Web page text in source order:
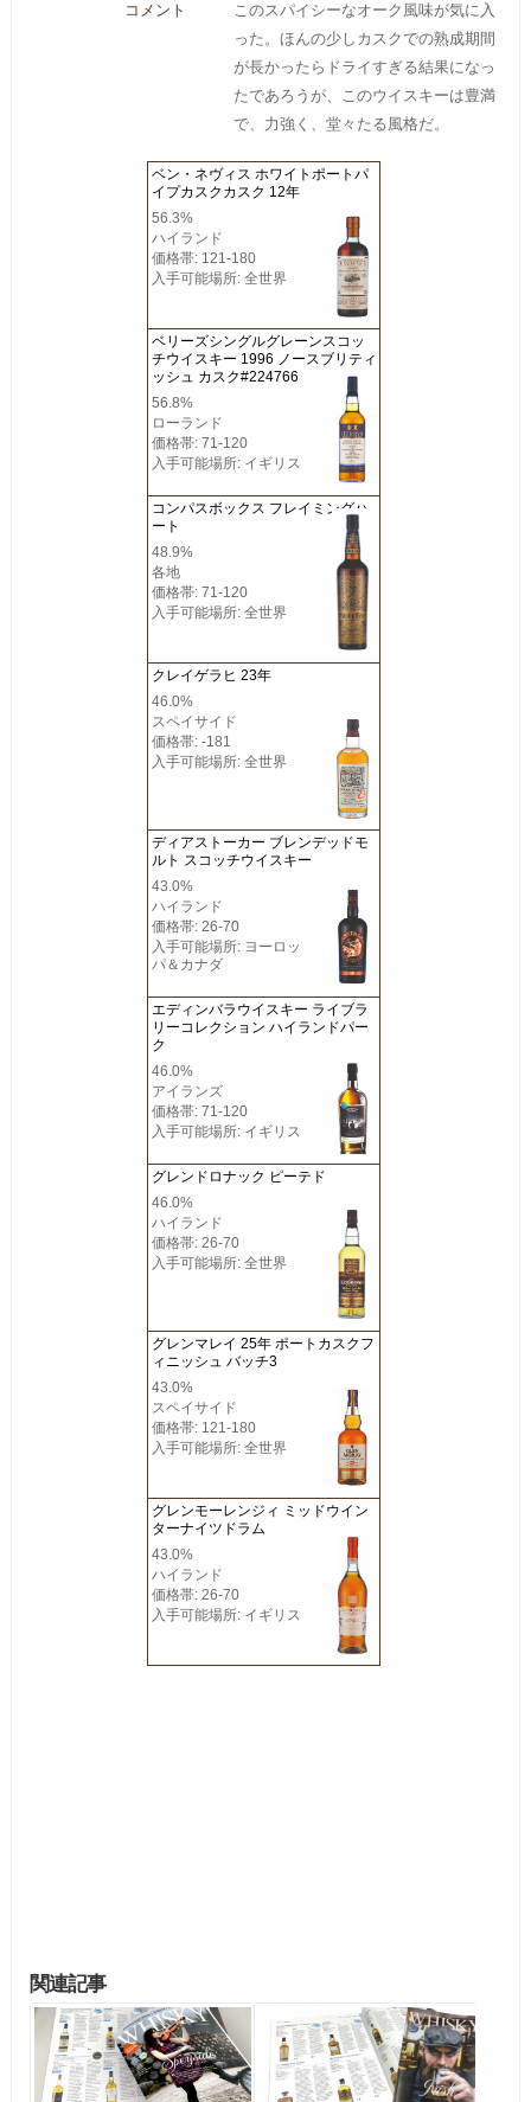
コメント
このスパイシーなオーク風味が気に入
った。ほんの少しカスクでの熟成期間
が長かったらドライすぎる結果になっ
たであろうが、このウイスキーは豊満
で、力強く、堂々たる風格だ。
ベン・ネヴィス ホワイトポートパ
イプカスクカスク 12年
56.3%
ハイランド
価格帯: 121-180
入手可能場所: 全世界
ベリーズシングルグレーンスコッ
チウイスキー 1996 ノースブリティ
ッシュ カスク#224766
56.8%
ローランド
価格帯: 71-120
入手可能場所: イギリス
コンパスボックス フレイミングハ
ート
48.9%
各地
価格帯: 71-120
入手可能場所: 全世界
クレイゲラヒ 23年
46.0%
スペイサイド
価格帯: -181
入手可能場所: 全世界
ディアストーカー ブレンデッドモ
ルト スコッチウイスキー
43.0%
ハイランド
価格帯: 26-70
入手可能場所: ヨーロッ
パ＆カナダ
エディンバラウイスキー ライブラ
リーコレクション ハイランドパー
ク
46.0%
アイランズ
価格帯: 71-120
入手可能場所: イギリス
グレンドロナック ピーテド
46.0%
ハイランド
価格帯: 26-70
入手可能場所: 全世界
グレンマレイ 25年 ポートカスクフ
ィニッシュ バッチ3
43.0%
スペイサイド
価格帯: 121-180
入手可能場所: 全世界
グレンモーレンジィ ミッドウイン
ターナイツドラム
43.0%
ハイランド
価格帯: 26-70
入手可能場所: イギリス
関連記事